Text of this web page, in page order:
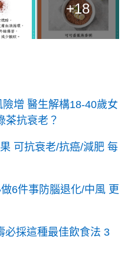
+18
增 醫生解構18-40歲女
茶抗衰老？
可抗衰老/抗癌/減肥 每
6件事防腦退化/中風 更
必採這種最佳飲食法 3